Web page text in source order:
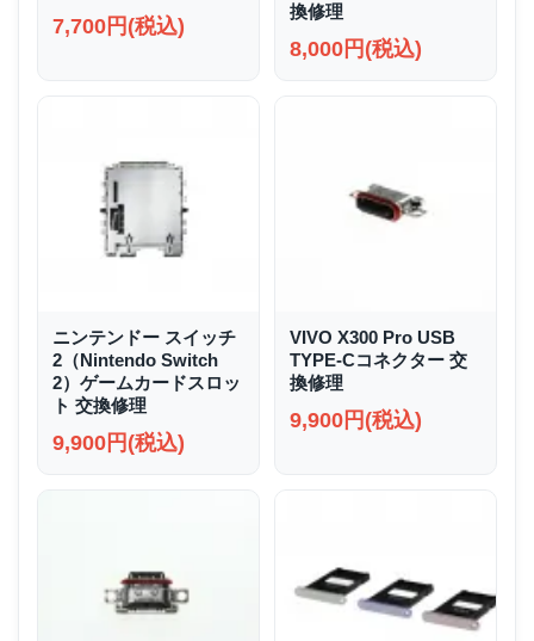
7,700円(税込)
換修理
8,000円(税込)
ニンテンドー スイッチ
2（Nintendo Switch
2）ゲームカードスロッ
ト 交換修理
9,900円(税込)
VIVO X300 Pro USB
TYPE-Cコネクター 交
換修理
9,900円(税込)